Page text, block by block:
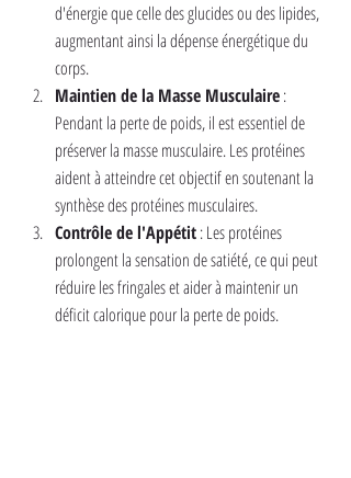
d'énergie que celle des glucides ou des lipides,
augmentant ainsi la dépense énergétique du
corps.
Maintien de la Masse Musculaire :
Pendant la perte de poids, il est essentiel de
préserver la masse musculaire. Les protéines
aident à atteindre cet objectif en soutenant la
synthèse des protéines musculaires.
Contrôle de l'Appétit : Les protéines
prolongent la sensation de satiété, ce qui peut
réduire les fringales et aider à maintenir un
déficit calorique pour la perte de poids.